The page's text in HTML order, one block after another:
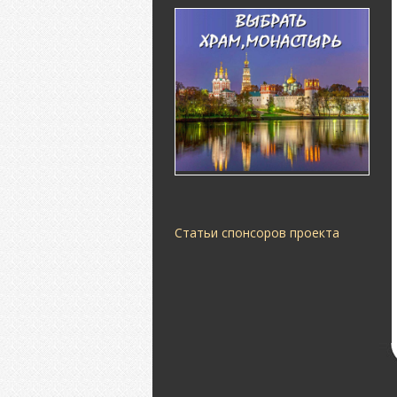
Статьи спонсоров проекта